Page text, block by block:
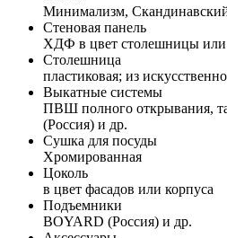
Минимализм,
Стеновая панель
ХДФ в цвет столешницы или
Столешница
пластиковая; из
Выкатные системы
ПВШ полного открывания,
(Россия) и др.
Сушка для посуды
Хромированная
Цоколь
в цвет фасадов или корпуса
Подъемники
BOYARD (Россия) и др.